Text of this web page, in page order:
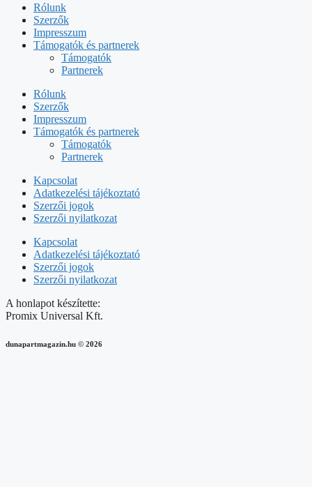
Rólunk
Szerzők
Impresszum
Támogatók és partnerek
Támogatók
Partnerek
Rólunk
Szerzők
Impresszum
Támogatók és partnerek
Támogatók
Partnerek
Kapcsolat
Adatkezelési tájékoztató
Szerzői jogok
Szerzői nyilatkozat
Kapcsolat
Adatkezelési tájékoztató
Szerzői jogok
Szerzői nyilatkozat
A honlapot készítette:
Promix Universal Kft.
dunapartmagazin.hu © 2026